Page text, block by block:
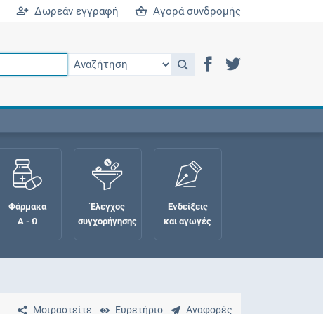
Δωρεάν εγγραφή Αγορά συνδρομής
Φάρμακα
Α - Ω
Έλεγχος
συγχορήγησης
Ενδείξεις
και αγωγές
Μοιραστείτε Ευρετήριο Αναφορές